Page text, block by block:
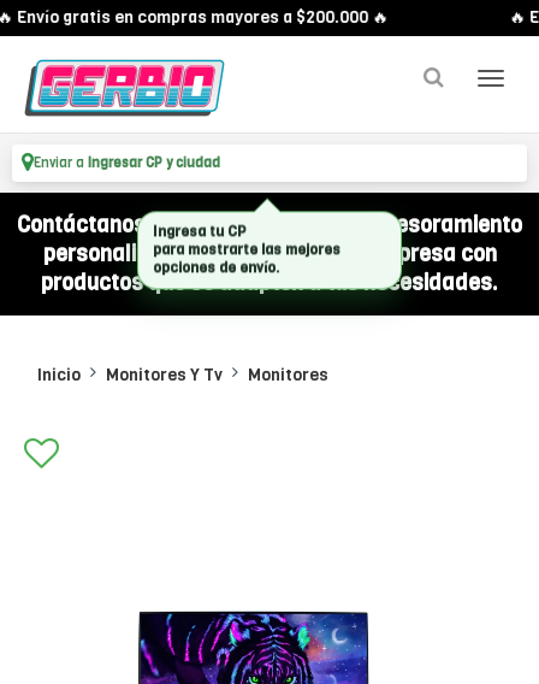
Envío gratis en compras mayores a $200.000 🔥 🔥
Enviar a Ingresar CP y ciudad
Contáctanos por WhatsApp y recibí asesoramiento
personalizado para equipar a tu empresa con
productos que se adapten a tus necesidades.
Inicio Monitores Y Tv Monitores